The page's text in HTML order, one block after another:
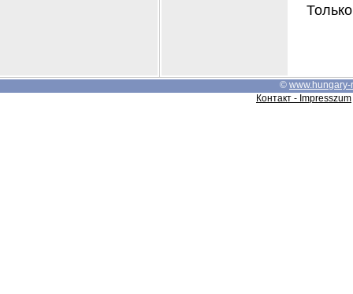
© www.hungary-
Контакт - Impresszum